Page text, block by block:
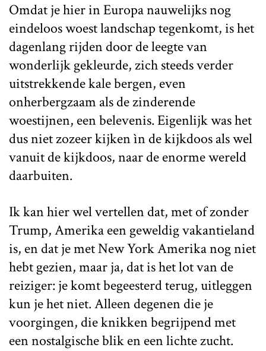
Omdat je hier in Europa nauwelijks nog
eindeloos woest landschap tegenkomt, is het
dagenlang rijden door de leegte van
wonderlijk gekleurde, zich steeds verder
uitstrekkende kale bergen, even
onherbergzaam als de zinderende
woestijnen, een belevenis. Eigenlijk was het
dus niet zozeer kijken ìn de kijkdoos als wel
vanuit de kijkdoos, naar de enorme wereld
daarbuiten.
Ik kan hier wel vertellen dat, met of zonder
Trump, Amerika een geweldig vakantieland
is, en dat je met New York Amerika nog niet
hebt gezien, maar ja, dat is het lot van de
reiziger: je komt begeesterd terug, uitleggen
kun je het niet. Alleen degenen die je
voorgingen, die knikken begrijpend met
een nostalgische blik en een lichte zucht.